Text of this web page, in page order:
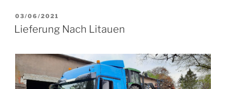
VERÖFFENTLICHT
AM
03/06/2021
Lieferung Nach Litauen